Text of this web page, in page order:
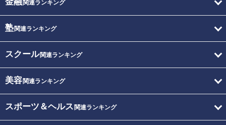
金融関連ランキング
塾関連ランキング
スクール関連ランキング
美容関連ランキング
スポーツ＆ヘルス 関連ランキング